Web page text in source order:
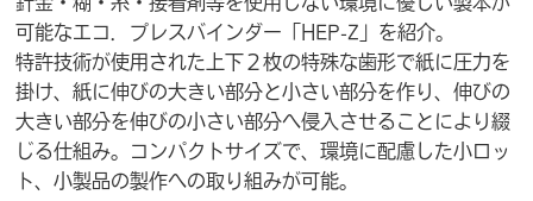
可能なエコ．プレスバインダー「HEP-Z」を紹介。
特許技術が使用された上下２枚の特殊な歯形で紙に圧力を
掛け、紙に伸びの大きい部分と小さい部分を作り、伸びの
大きい部分を伸びの小さい部分へ侵入させることにより綴
じる仕組み。コンパクトサイズで、環境に配慮した小ロッ
ト、小製品の製作への取り組みが可能。